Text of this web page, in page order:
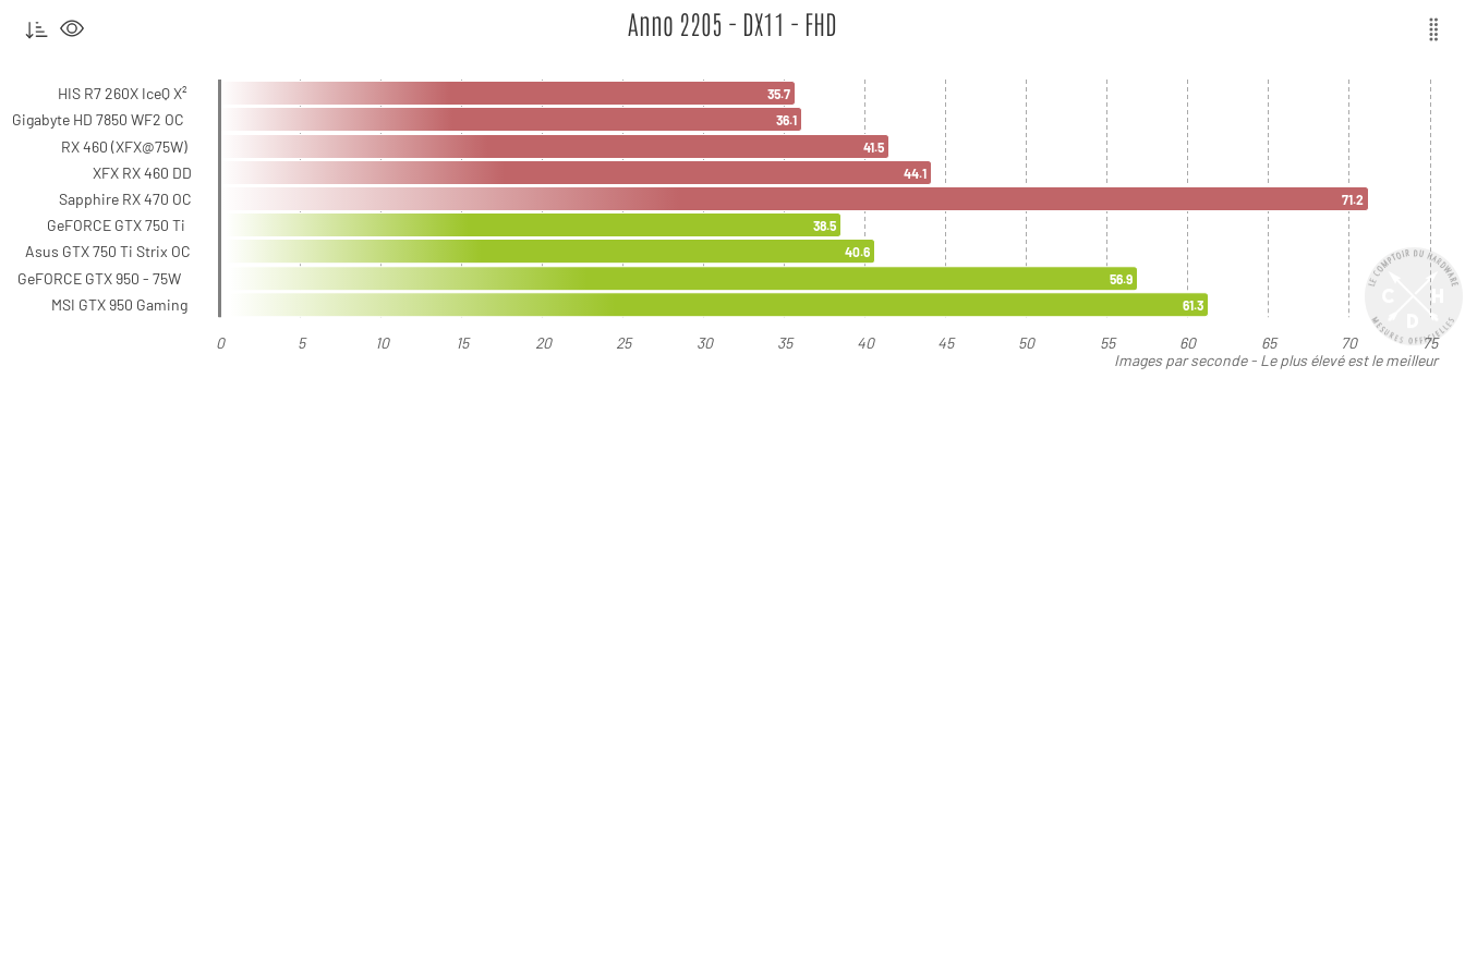
Images par seconde - Le plus élevé est le meilleur
Anno 2205 - DX11 - FHD
0 5 10 15 20 25 30 35 40 45 50 55 60 65 70 75
HIS R7 260X IceQ X²
Gigabyte HD 7850 WF2 OC
RX 460 (XFX@75W)
XFX RX 460 DD
Sapphire RX 470 OC
GeFORCE GTX 750 Ti
Asus GTX 750 Ti Strix OC
GeFORCE GTX 950 - 75W
MSI GTX 950 Gaming
35.7
36.1
41.5
44.1
71.2
38.5
40.6
56.9
61.3